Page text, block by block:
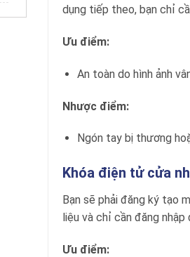
dụng tiếp theo, bạn chỉ
Ưu điểm:
An toàn do hình ảnh
Nhược điểm:
Ngón tay bị thương
Khóa điện tử cửa
Bạn sẽ phải đăng ký tạo
liệu và chỉ cần đăng
Ưu điểm: